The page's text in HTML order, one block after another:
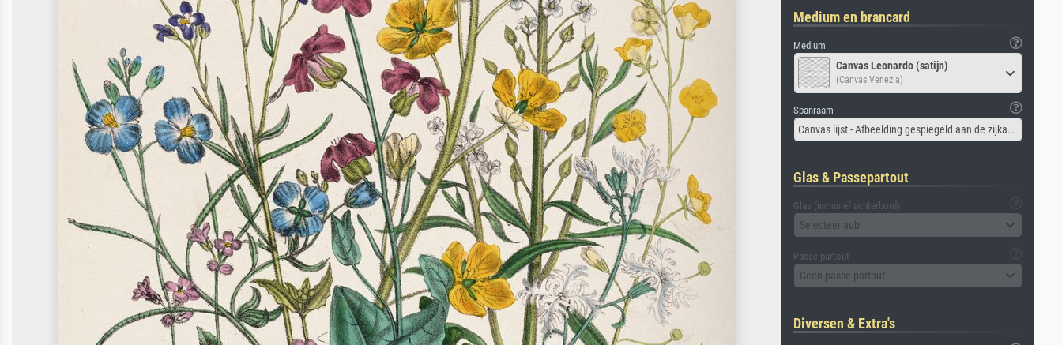
Medium en brancard
Medium
Canvas Leonardo (satijn)
(Canvas Venezia)
Spanraam
Canvas lijst - Afbeelding gespiegeld aan de zijkant
Glas & Passepartout
Glas (inclusief achterbord)
Selecteer aub
Passe-partout
Geen passe-partout
Diversen & Extra's